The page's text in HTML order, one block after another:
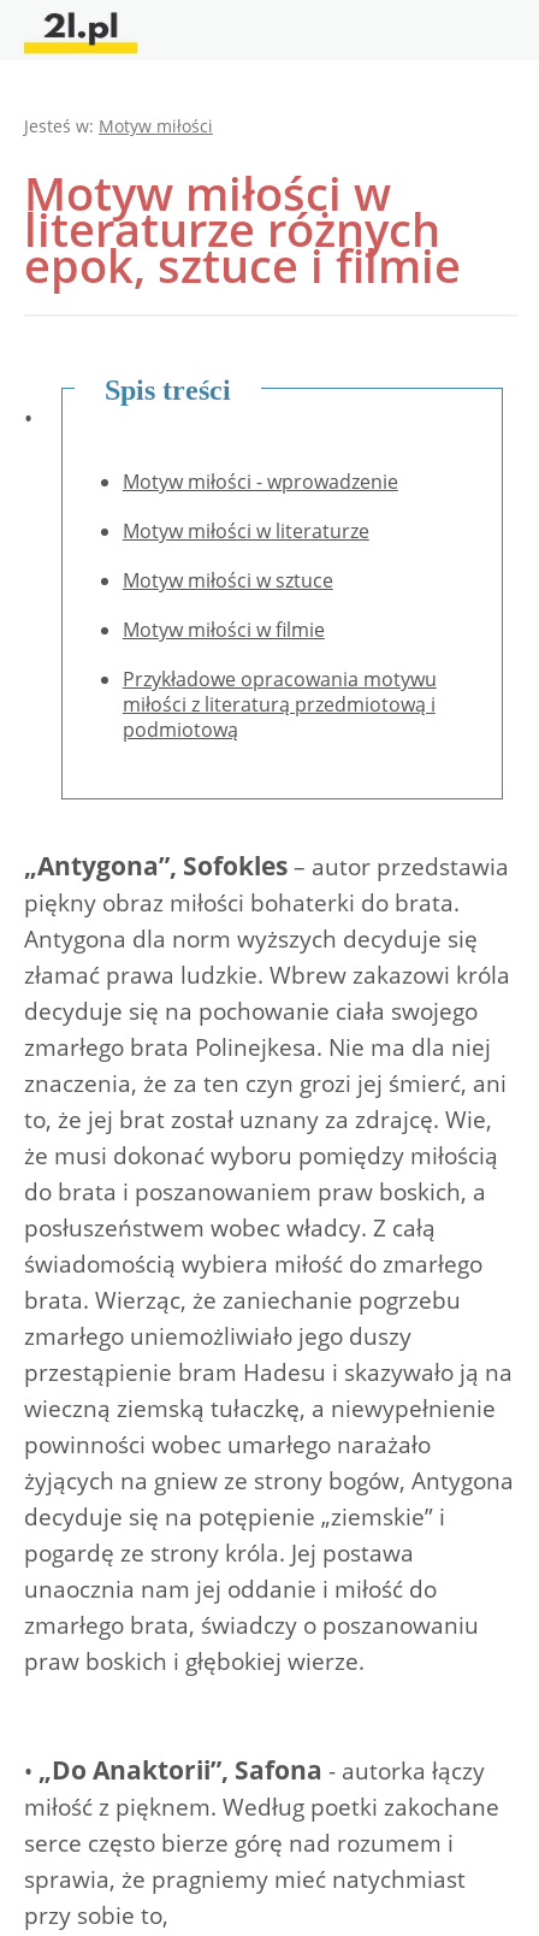
Jesteś w: Motyw miłości
Motyw miłości w
literaturze różnych
epok, sztuce i filmie
Spis treści
Motyw miłości - wprowadzenie
Motyw miłości w literaturze
Motyw miłości w sztuce
Motyw miłości w filmie
Przykładowe opracowania motywu
miłości z literaturą przedmiotową i
podmiotową
•
„Antygona”, Sofokles– autor przedstawia
piękny obraz miłości bohaterki do brata.
Antygona dla norm wyższych decyduje się
złamać prawa ludzkie. Wbrew zakazowi króla
decyduje się na pochowanie ciała swojego
zmarłego brata Polinejkesa. Nie ma dla niej
znaczenia, że za ten czyn grozi jej śmierć, ani
to, że jej brat został uznany za zdrajcę. Wie,
że musi dokonać wyboru pomiędzy miłością
do brata i poszanowaniem praw boskich, a
posłuszeństwem wobec władcy. Z całą
świadomością wybiera miłość do zmarłego
brata. Wierząc, że zaniechanie pogrzebu
zmarłego uniemożliwiało jego duszy
przestąpienie bram Hadesu i skazywało ją na
wieczną ziemską tułaczkę, a niewypełnienie
powinności wobec umarłego narażało
żyjących na gniew ze strony bogów, Antygona
decyduje się na potępienie „ziemskie” i
pogardę ze strony króla. Jej postawa
unaocznia nam jej oddanie i miłość do
zmarłego brata, świadczy o poszanowaniu
praw boskich i głębokiej wierze.
• „Do Anaktorii”, Safona - autorka łączy
miłość z pięknem. Według poetki zakochane
serce często bierze górę nad rozumem i
sprawia, że pragniemy mieć natychmiast
przy sobie to,